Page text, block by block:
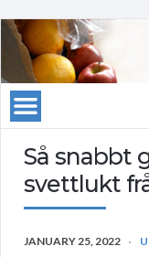
Så snabbt
svettlukt
JANUARY 25, 2022